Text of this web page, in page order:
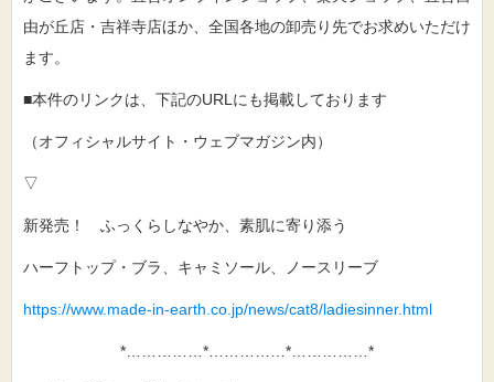
由が丘店・吉祥寺店ほか、全国各地の卸売り先でお求めいただけ
ます。
■本件のリンクは、下記のURLにも掲載しております
（オフィシャルサイト・ウェブマガジン内）
▽
新発売！ ふっくらしなやか、素肌に寄り添う
ハーフトップ・ブラ、キャミソール、ノースリーブ
https://www.made-in-earth.co.jp/news/cat8/ladiesinner.html
*……………*……………*……………*